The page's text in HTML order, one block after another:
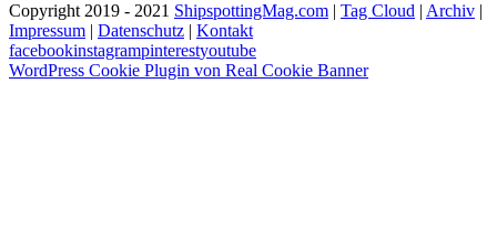
Copyright 2019 - 2021 ShipspottingMag.com | Tag Cloud | Archiv |
Impressum | Datenschutz | Kontakt
facebookinstagrampinterestyoutube
WordPress Cookie Plugin von Real Cookie Banner